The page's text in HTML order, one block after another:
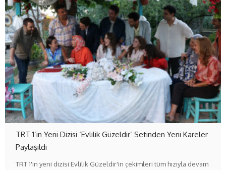
TRT 1’in Yeni Dizisi ‘Evlilik Güzeldir’ Setinden Yeni Kareler
Paylaşıldı
TRT 1'in yeni dizisi Evlilik Güzeldir'in çekimleri tüm hızıyla devam